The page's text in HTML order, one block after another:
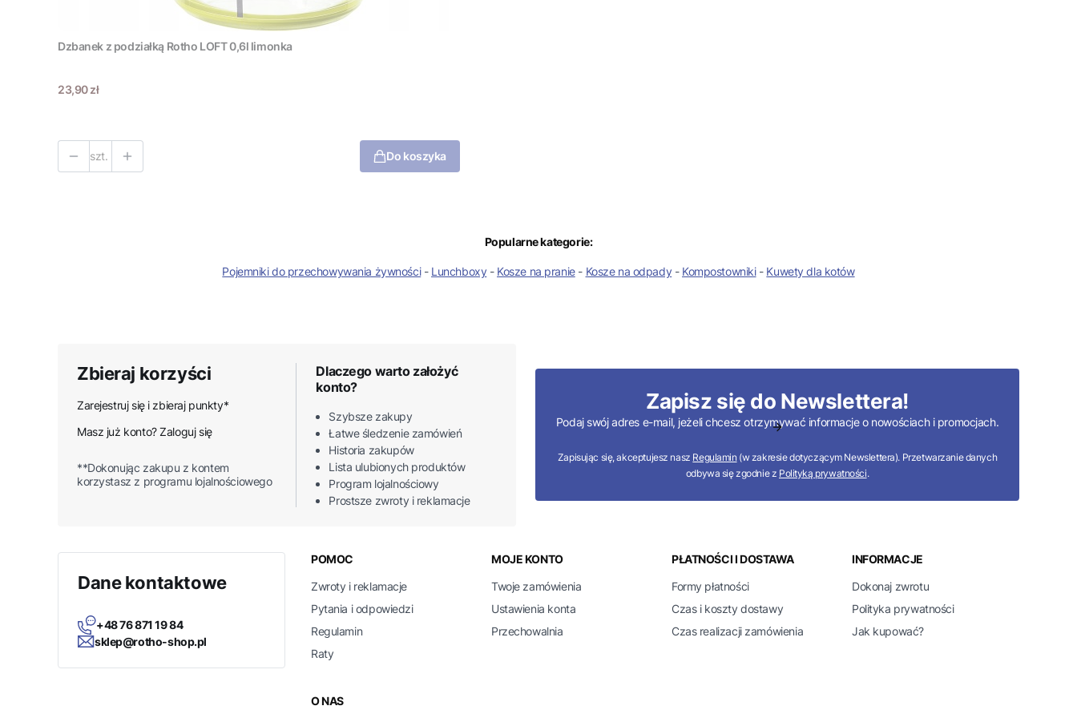
Dzbanek z podziałką Rotho LOFT 0,6l limonka
Cena
23,90 zł
szt. Do koszyka
Popularne kategorie:
Pojemniki do przechowywania żywności - Lunchboxy - Kosze na pranie - Kosze na odpady - Kompostowniki - Kuwety dla kotów
Zbieraj korzyści
Zarejestruj się i zbieraj punkty*
Masz już konto? Zaloguj się
**Dokonując zakupu z kontem
korzystasz z programu lojalnościowego
Dlaczego warto założyć
konto?
Szybsze zakupy
Łatwe śledzenie zamówień
Historia zakupów
Lista ulubionych produktów
Program lojalnościowy
Prostsze zwroty i reklamacje
Zapisz się do Newslettera!
Podaj swój adres e-mail, jeżeli chcesz otrzymywać informacje o nowościach i promocjach.
Zapisując się, akceptujesz nasz Regulamin (w zakresie dotyczącym Newslettera). Przetwarzanie danych
odbywa się zgodnie z Polityką prywatności.
Dane kontaktowe
+48 76 871 19 84
sklep@rotho-shop.pl
Linki w stopce
POMOC
Zwroty i reklamacje
Pytania i odpowiedzi
Regulamin
Raty
MOJE KONTO
Twoje zamówienia
Ustawienia konta
Przechowalnia
PŁATNOŚCI I DOSTAWA
Formy płatności
Czas i koszty dostawy
Czas realizacji zamówienia
INFORMACJE
Dokonaj zwrotu
Polityka prywatności
Jak kupować?
O NAS